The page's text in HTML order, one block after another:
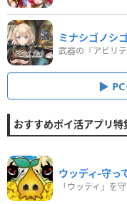
ミナシゴノシ
おすすめポイ活アプリ特
ウッディ‐守っ
「ウッディ」を